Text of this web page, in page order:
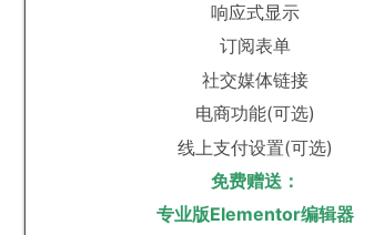
响应式显示
订阅表单
社交媒体链接
电商功能(可选)
线上支付设置(可选)
免费赠送：
专业版Elementor编辑器